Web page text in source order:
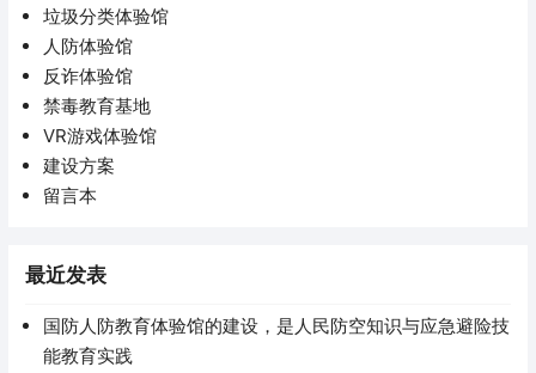
垃圾分类体验馆
人防体验馆
反诈体验馆
禁毒教育基地
VR游戏体验馆
建设方案
留言本
最近发表
国防人防教育体验馆的建设，是人民防空知识与应急避险技
能教育实践